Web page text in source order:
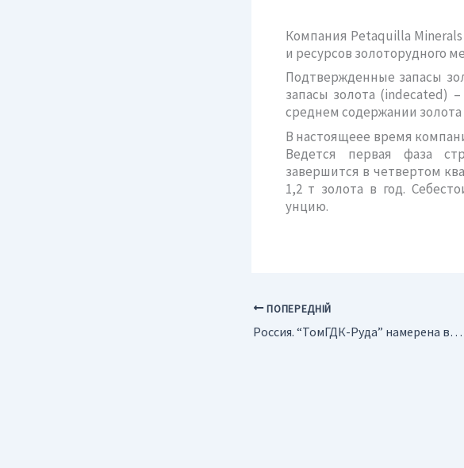
Компания Petaquilla
и ресурсов золоторудного
Подтвержденные запасы
запасы золота (indecated)
среднем содержании золота
В настоящеее время
Ведется первая фаза
завершится в четвертом
1,2 т золота в год.
унцию.
ПОПЕРЕДНІЙ
Россия. “ТомГДК-Руда” намерена вложить в бурение на Полынянском участке 150 млн руб.